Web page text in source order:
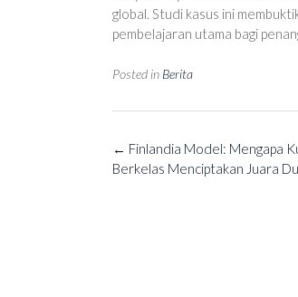
global. Studi kasus ini
pembelajaran utama bagi
Posted in Berita
Post
navigation
← Finlandia Model: Mengapa
Berkelas Menciptakan Juara